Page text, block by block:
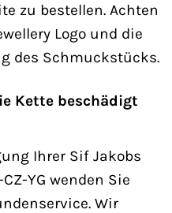
zu bestellen. Achten
Logo und die
des Schmuckstücks.
Kette beschädigt
Ihrer Sif Jakobs
YG wenden Sie
Wir